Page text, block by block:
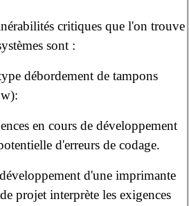
critiques que l'on trouve
sont :
débordement de tampons
en cours de développement
d'erreurs de codage.
d'une imprimante
projet interprète les exigences